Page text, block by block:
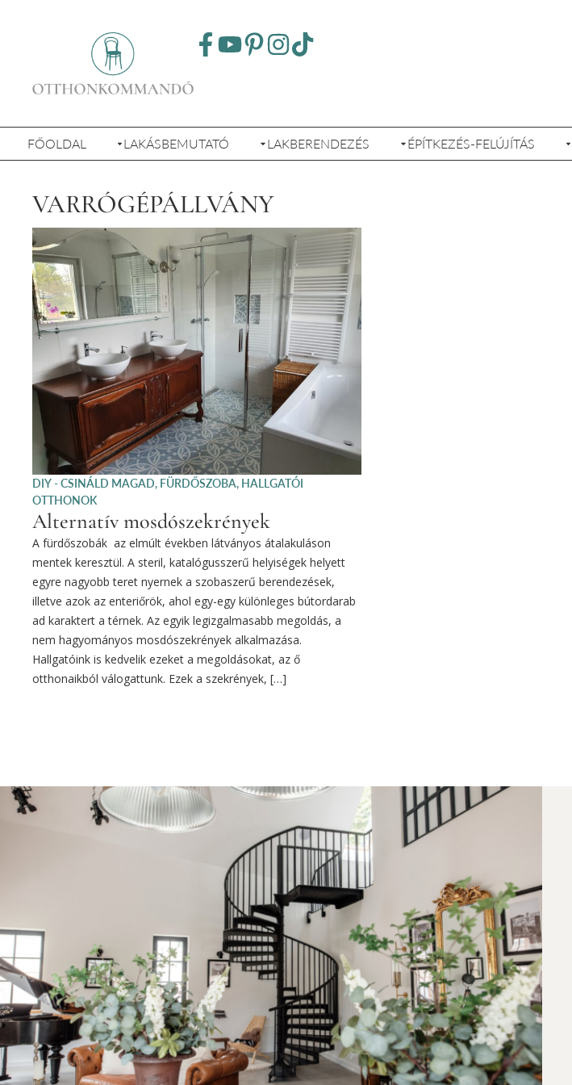
FŐOLDAL LAKÁSBEMUTATÓ LAKBERENDEZÉS ÉPÍTKEZÉS-FELÚJÍTÁS
VARRÓGÉPÁLLVÁNY
DIY - CSINÁLD MAGAD, FÜRDŐSZOBA, HALLGATÓI
OTTHONOK
Alternatív mosdószekrények
A fürdőszobák az elmúlt években látványos átalakuláson
mentek keresztül. A steril, katalógusszerű helyiségek helyett
egyre nagyobb teret nyernek a szobaszerű berendezések,
illetve azok az enteriőrök, ahol egy-egy különleges bútordarab
ad karaktert a térnek. Az egyik legizgalmasabb megoldás, a
nem hagyományos mosdószekrények alkalmazása.
Hallgatóink is kedvelik ezeket a megoldásokat, az ő
otthonaikból válogattunk. Ezek a szekrények, […]